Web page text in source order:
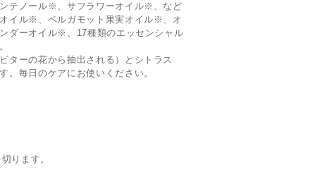
テノール※、サフラワーオイル※、など
イル※、ベルガモット果実オイル※、オ
ダーオイル※、17種類のエッセンシャル
ターの花から抽出される）とシトラス
。毎日のケアにお使いください。
ります。